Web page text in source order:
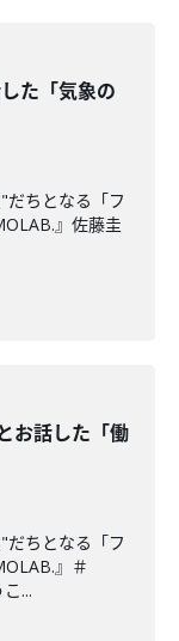
た「気象の
ちとなる「フ
』佐藤圭
お話した「働
ちとなる「フ
』＃
...